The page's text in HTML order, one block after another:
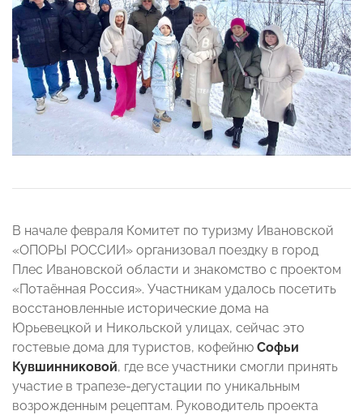
В начале февраля Комитет по туризму Ивановской
«ОПОРЫ РОССИИ» организовал поездку в город
Плес Ивановской области и знакомство с проектом
«Потаённая Россия». Участникам удалось посетить
восстановленные исторические дома на
Юрьевецкой и Никольской улицах, сейчас это
гостевые дома для туристов, кофейню Софьи
Кувшинниковой, где все участники смогли принять
участие в трапезе-дегустации по уникальным
возрожденным рецептам. Руководитель проекта